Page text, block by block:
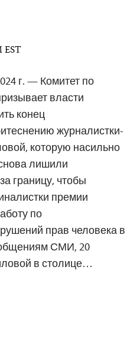
EST
г. — Комитет по
власти
конец
журналистки-
которую насильно
лишили
границу, чтобы
премии
по
прав человека в
СМИ, 20
в столице…